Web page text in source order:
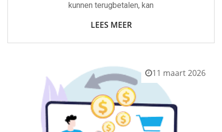
kunnen terugbetalen, kan
LEES MEER
11 maart 2026